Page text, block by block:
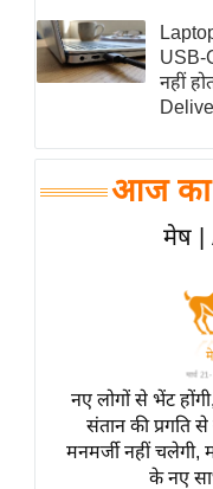
एम.
आर.
आई.
समीक्षा
धर्म
ज्योतिष
त्योहार
राशिफल
विशेष
USB-
नहीं
आज का
मेष |
नए लोगों से भेंट
संतान की प्रगति
मनमर्जी नहीं चलेगी,
के नए